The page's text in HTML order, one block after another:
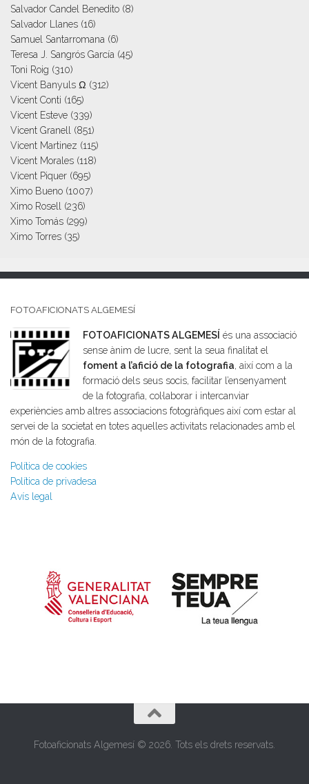
Salvador Candel Benedito (8)
Salvador Llanes (16)
Samuel Santarromana (6)
Teresa J. Sangrós García (45)
Toni Roig (310)
Vicent Banyuls Ω (312)
Vicent Conti (165)
Vicent Esteve (339)
Vicent Granell
(851)
Vicent Martinez (115)
Vicent Morales (118)
Vicent Piquer (695)
Ximo Bueno (1007)
Ximo Rosell
(236)
Ximo Tomás (299)
Ximo Torres (35)
FOTOAFICIONATS ALGEMESÍ
FOTOAFICIONATS ALGEMESÍ és una associació
sense ànim de lucre, sent la seua finalitat el
foment a l’afició de la fotografia, així com a la
formació dels seus socis, facilitar l’ensenyament
de la fotografia, col·laborar i intercanviar
experiències amb altres associacions fotogràfiques així com estar al
servei de la societat en totes aquelles activitats relacionades amb el
món de la fotografia.
Política de cookies
Política de privadesa
Avís legal
Fotoaficionats Algemesí © 2026. Tots els drets reservats.